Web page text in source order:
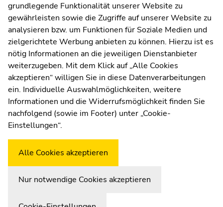
Moodle
UNIGRAZonline
Impressum
Datenschutzerklärung
Cookie-Einstellungen
Barrierefreiheitserklärung
WetterstationUni Graz
grundlegende Funktionalität unserer Website zu
gewährleisten sowie die Zugriffe auf unserer Website zu
analysieren bzw. um Funktionen für Soziale Medien und
zielgerichtete Werbung anbieten zu können. Hierzu ist es
nötig Informationen an die jeweiligen Dienstanbieter
weiterzugeben. Mit dem Klick auf „Alle Cookies
akzeptieren“ willigen Sie in diese Datenverarbeitungen
ein. Individuelle Auswahlmöglichkeiten, weitere
Informationen und die Widerrufsmöglichkeit finden Sie
nachfolgend (sowie im Footer) unter „Cookie-
Einstellungen“.
Alle Cookies akzeptieren
Nur notwendige Cookies akzeptieren